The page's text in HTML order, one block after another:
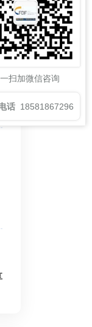
扫加微信咨询
话 18581867296